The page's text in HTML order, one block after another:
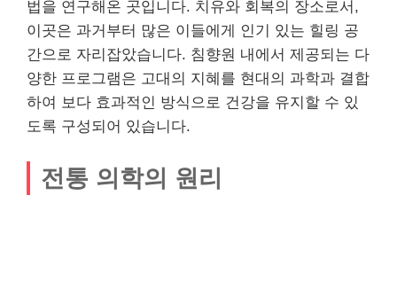
법을 연구해온 곳입니다. 치유와 회복의 장소로서,
이곳은 과거부터 많은 이들에게 인기 있는 힐링 공
간으로 자리잡았습니다. 침향원 내에서 제공되는 다
양한 프로그램은 고대의 지혜를 현대의 과학과 결합
하여 보다 효과적인 방식으로 건강을 유지할 수 있
도록 구성되어 있습니다.
전통 의학의 원리